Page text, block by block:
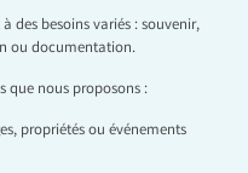
des besoins variés : souvenir,
ou documentation.
que nous proposons :
propriétés ou événements